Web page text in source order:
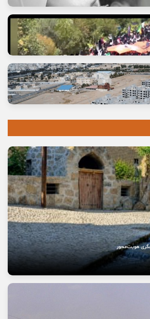
گران تمام شد
هویت‌محور